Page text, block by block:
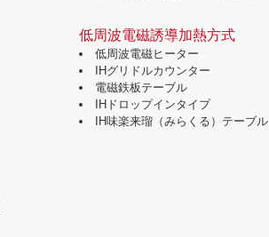
低周波電磁誘導加熱方式
低周波電磁ヒーター
IHグリドルカウンター
電磁鉄板テーブル
IHドロップインタイプ
IH味楽来瑠（みらくる）テーブル